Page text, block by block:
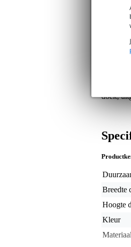
tegen
jaren
doek,
Breedte
Hoogte
Kleur